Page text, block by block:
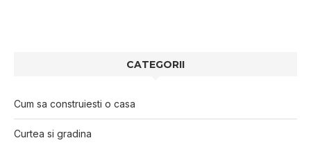
CATEGORII
Cum sa construiesti o casa
Curtea si gradina